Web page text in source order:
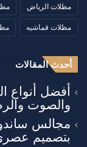
مظلات الرياض
مظلات قماشيه
أحدث المقالات
أفضل أنواع
والصوت
مجالس
بتصميم